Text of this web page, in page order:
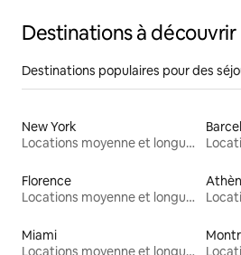
Destinations à découvrir
Destinations populaires pour des
New York
Locations moyenne et longue durée
Florence
Locations moyenne et longue durée
Miami
Locations moyenne et longue durée